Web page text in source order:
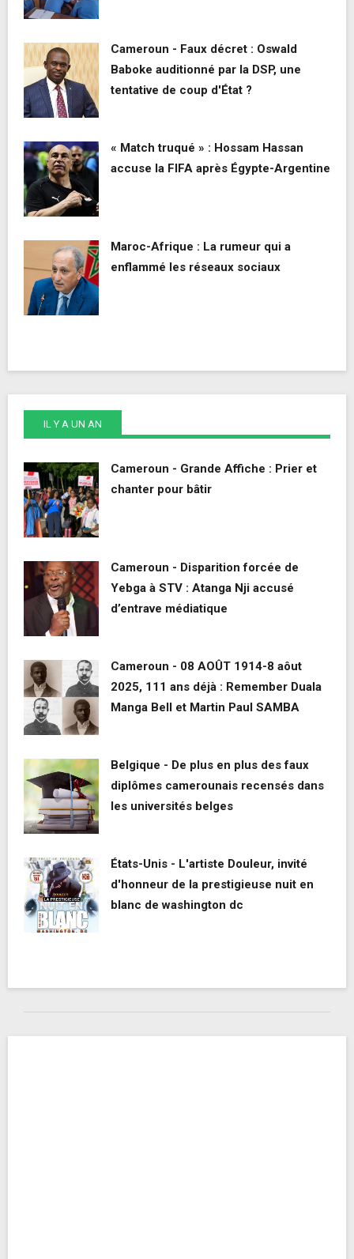
Cameroun - Faux décret : Oswald
Baboke auditionné par la DSP, une
tentative de coup d'État ?
« Match truqué » : Hossam Hassan
accuse la FIFA après Égypte-Argentine
Maroc-Afrique : La rumeur qui a
enflammé les réseaux sociaux
IL Y A UN AN
Cameroun - Grande Affiche : Prier et
chanter pour bâtir
Cameroun - Disparition forcée de
Yebga à STV : Atanga Nji accusé
d’entrave médiatique
Cameroun - 08 AOÛT 1914-8 aôut
2025, 111 ans déjà : Remember Duala
Manga Bell et Martin Paul SAMBA
Belgique - De plus en plus des faux
diplômes camerounais recensés dans
les universités belges
États-Unis - L'artiste Douleur, invité
d'honneur de la prestigieuse nuit en
blanc de washington dc